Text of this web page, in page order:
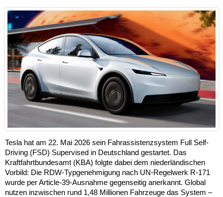
Tesla hat am 22. Mai 2026 sein Fahrassistenzsystem Full Self-
Driving (FSD) Supervised in Deutschland gestartet. Das
Kraftfahrtbundesamt (KBA) folgte dabei dem niederländischen
Vorbild: Die RDW-Typgenehmigung nach UN-Regelwerk R-171
wurde per Article-39-Ausnahme gegenseitig anerkannt. Global
nutzen inzwischen rund 1,48 Millionen Fahrzeuge das System –